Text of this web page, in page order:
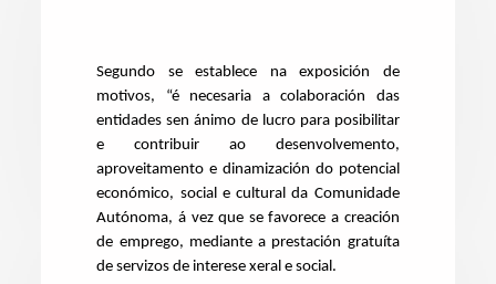
Segundo se establece na exposición de
motivos, “é necesaria a colaboración das
entidades sen ánimo de lucro para posibilitar
e contribuir ao desenvolvemento,
aproveitamento e dinamización do potencial
económico, social e cultural da Comunidade
Autónoma, á vez que se favorece a creación
de emprego, mediante a prestación gratuíta
de servizos de interese xeral e social.